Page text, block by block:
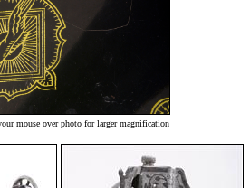
mouse over photo for larger magnification